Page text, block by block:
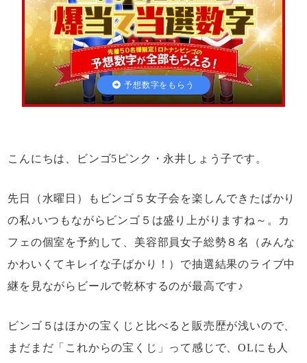
ロト・ナンバーズ予想攻略基本用語集
的中！攻略ナビについて
サイトマップ
利用規約
プライバシーポリシー
予想数字をもらう
こんにちは、ビンゴ5ピンク・永井しょう子です。
先日（水曜日）もビンゴ５女子会を楽しんできたばかり
の私♪いつもながらビンゴ５は盛り上がりますね～。カ
フェの個室を予約して、美容部員女子総勢８名（みんな
かわいくてキレイな子ばかり！）で抽選結果のライブ中
継を見ながらビールで乾杯するのが最高です♪
ビンゴ５はほかの宝くじと比べると販売歴が浅いので、
まだまだ「これからの宝くじ」って感じで、OLにも人